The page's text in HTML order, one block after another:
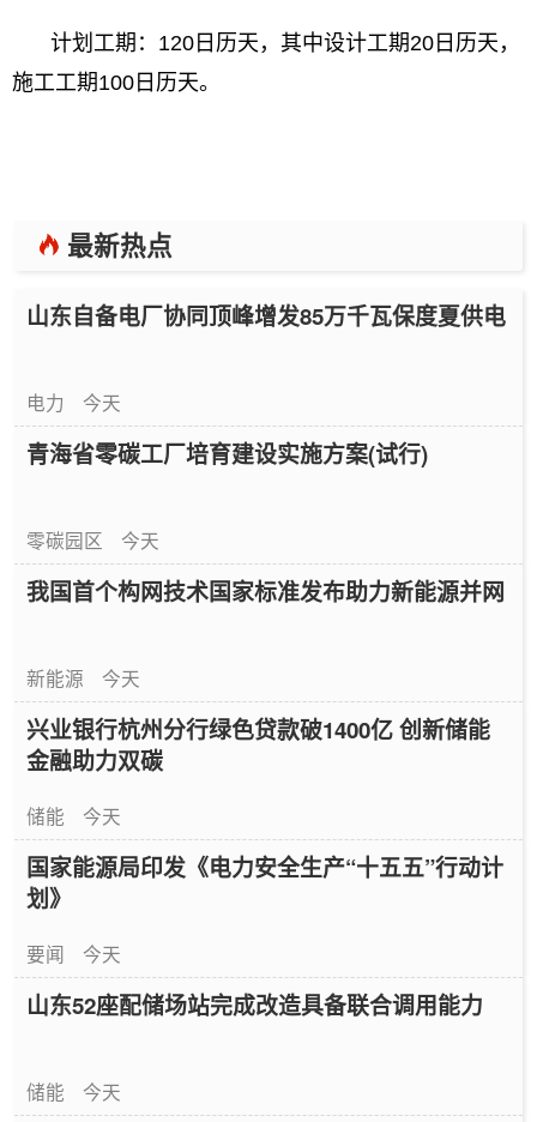
计划工期：120日历天，其中设计工期20日历天，
施工工期100日历天。
最新热点
山东自备电厂协同顶峰增发85万千瓦保度夏供电
电力 今天
青海省零碳工厂培育建设实施方案(试行)
零碳园区 今天
我国首个构网技术国家标准发布助力新能源并网
新能源 今天
兴业银行杭州分行绿色贷款破1400亿 创新储能
金融助力双碳
储能 今天
国家能源局印发《电力安全生产“十五五”行动计
划》
要闻 今天
山东52座配储场站完成改造具备联合调用能力
储能 今天